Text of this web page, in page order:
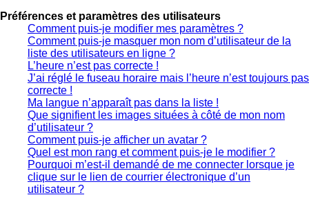
Préférences et paramètres des utilisateurs
Comment puis-je modifier mes paramètres ?
Comment puis-je masquer mon nom d’utilisateur de la
liste des utilisateurs en ligne ?
L’heure n’est pas correcte !
J’ai réglé le fuseau horaire mais l’heure n’est toujours pas
correcte !
Ma langue n’apparaît pas dans la liste !
Que signifient les images situées à côté de mon nom
d’utilisateur ?
Comment puis-je afficher un avatar ?
Quel est mon rang et comment puis-je le modifier ?
Pourquoi m’est-il demandé de me connecter lorsque je
clique sur le lien de courrier électronique d’un
utilisateur ?